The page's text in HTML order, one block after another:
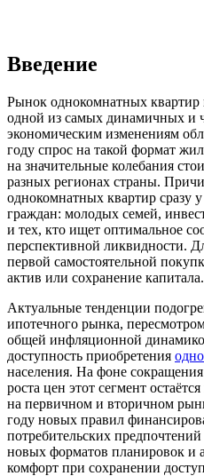
Введение
Рынок однокомнатных квартир
одной из самых динамичных и
экономическим изменениям
году спрос на такой формат
на значительные колебания
разных регионах страны.
однокомнатных квартир сразу
граждан: молодых семей,
и тех, кто ищет оптимальное
перспективной ликвидности.
первой самостоятельной
актив или сохранение капитала.
Актуальные тенденции
ипотечного рынка,
общей инфляционной
доступность приобретения
населения. На фоне
роста цен этот сегмент
на первичном и вторичном
году новых правил
потребительских
новых форматов планировок и
комфорт при сохранении